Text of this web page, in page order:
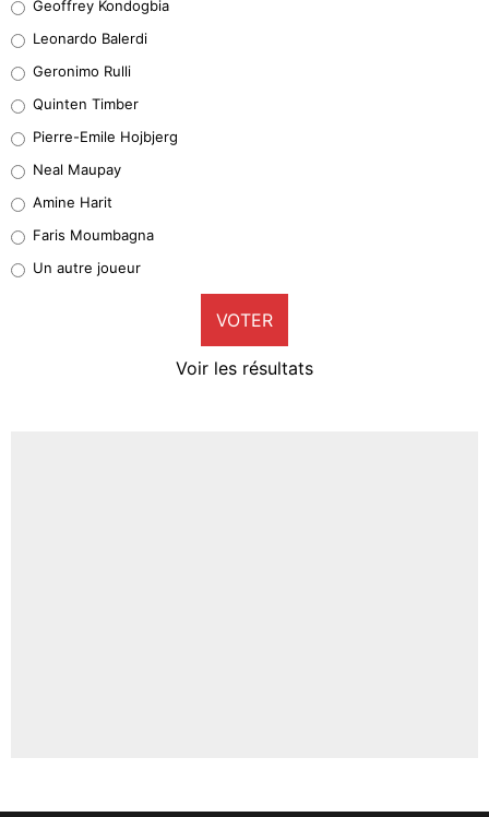
38%
32%
5%
1%
9%
Geoffrey Kondogbia
Leonardo Balerdi
Geronimo Rulli
Quinten Timber
Pierre-Emile Hojbjerg
Neal Maupay
Amine Harit
Faris Moumbagna
Un autre joueur
VOTER
Voir les résultats